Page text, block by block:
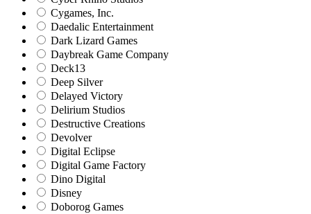
Cygames, Inc.
Daedalic Entertainment
Dark Lizard Games
Daybreak Game Company
Deck13
Deep Silver
Delayed Victory
Delirium Studios
Destructive Creations
Devolver
Digital Eclipse
Digital Game Factory
Dino Digital
Disney
Doborog Games